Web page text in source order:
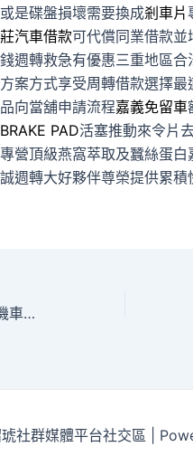
是碟盤損壞需要換成剎車片
汽車借款可代償同業借款
週轉救急有優惠三重地區合
案方式享受周轉借款選擇最
向當舖申請流程嘉義免留車
BRAKE PAD活塞推動來令片
專營頂級燕窩萃取及蠶絲蛋
週轉大好夥伴尊榮提供累積
萬華當舖專屬新莊當舖與三重機車借款依照台北黃金典當
社群媒體平台社交區 |